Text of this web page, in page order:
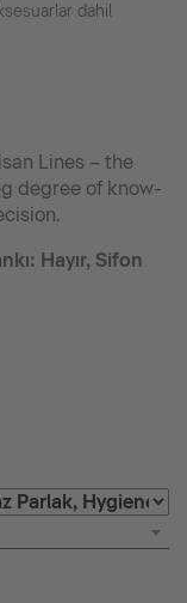
dahil
Lines – the
degree of know-
Hayır, Sifon